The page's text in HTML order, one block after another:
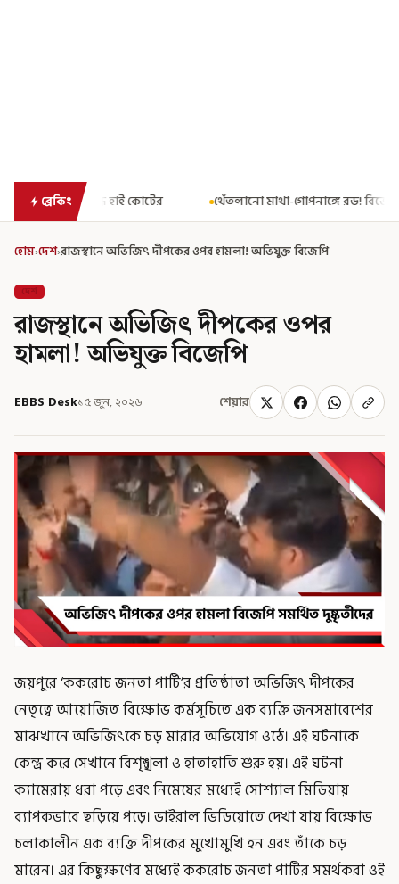
ব্রেকিংথেঁতলানো মাথা-গোপনাঙ্গে রড! বিজেপিশাসিত অসমে নাবালিকার
হোম›দেশ›রাজস্থানে অভিজিৎ দীপকের ওপর হামলা! অভিযুক্ত বিজেপি
দেশ
রাজস্থানে অভিজিৎ দীপকের ওপর
হামলা! অভিযুক্ত বিজেপি
EBBS Desk১৫ জুন, ২০২৬ শেয়ার
জয়পুরে ‘ককরোচ জনতা পার্টি’র প্রতিষ্ঠাতা অভিজিৎ দীপকের
নেতৃত্বে আয়োজিত বিক্ষোভ কর্মসূচিতে এক ব্যক্তি জনসমাবেশের
মাঝখানে অভিজিৎকে চড় মারার অভিযোগ ওঠে। এই ঘটনাকে
কেন্দ্র করে সেখানে বিশৃঙ্খলা ও হাতাহাতি শুরু হয়। এই ঘটনা
ক্যামেরায় ধরা পড়ে এবং নিমেষের মধ্যেই সোশ্যাল মিডিয়ায়
ব্যাপকভাবে ছড়িয়ে পড়ে। ভাইরাল ভিডিয়োতে দেখা যায় বিক্ষোভ
চলাকালীন এক ব্যক্তি দীপকের মুখোমুখি হন এবং তাঁকে চড়
মারেন। এর কিছুক্ষণের মধ্যেই ককরোচ জনতা পার্টির সমর্থকরা ওই